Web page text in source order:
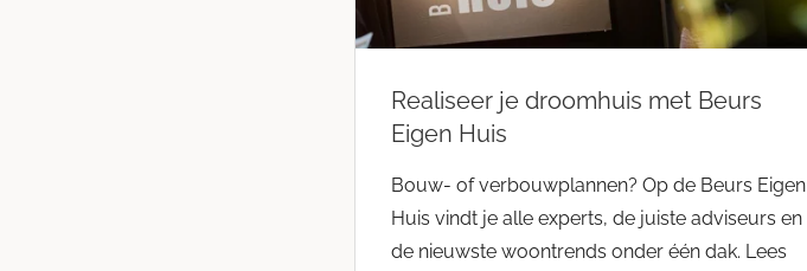
Realiseer je droomhuis met Beurs
Eigen Huis
Bouw- of verbouwplannen? Op de Beurs Eigen
Huis vindt je alle experts, de juiste adviseurs en
de nieuwste woontrends onder één dak. Lees